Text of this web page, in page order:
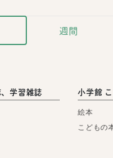
週間
学習雑誌 小学館
絵本
こどもの